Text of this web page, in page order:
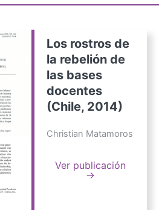
Los rostros de
la rebelión de
las bases
docentes
(Chile, 2014)
Christian Matamoros
Ver publicación
→